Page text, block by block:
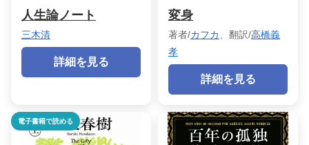
人生論ノート
三木清
詳細を見る
変身
著者/カフカ 、翻訳/高橋義
孝
詳細を見る
電子書籍で読める